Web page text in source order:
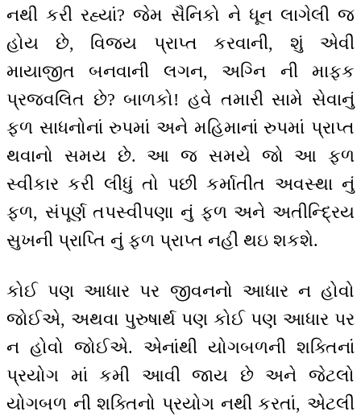
નથી કરી રહ્યાં? જેમ સૈનિકો ને ધૂન લાગેલી જ
હોય છે, વિજય પ્રાપ્ત કરવાની, શું એવી
માયાજીત બનવાની લગન, અગ્નિ ની માફક
પ્રજ્વલિત છે? બાળકો! હવે તમારી સામે સેવાનું
ફળ સાધનોનાં રુપમાં અને મહિમાનાં રુપમાં પ્રાપ્ત
થવાનો સમય છે. આ જ સમયે જો આ ફળ
સ્વીકાર કરી લીધું તો પછી કર્માતીત અવસ્થા નું
ફળ, સંપૂર્ણ તપસ્વીપણા નું ફળ અને અતીન્દ્રિય
સુખની પ્રાપ્તિ નું ફળ પ્રાપ્ત નહીં થઇ શકશે.
કોઈ પણ આધાર પર જીવનનો આધાર ન હોવો
જોઈએ, અથવા પુરુષાર્થ પણ કોઈ પણ આધાર પર
ન હોવો જોઈએ. એનાંથી યોગબળની શક્તિનાં
પ્રયોગ માં કમી આવી જાય છે અને જેટલો
યોગબળ ની શક્તિનો પ્રયોગ નથી કરતાં, એટલી